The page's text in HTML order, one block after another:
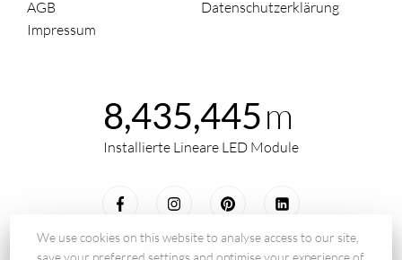
AGB
Datenschutzerklärung
Impressum
8,435,445m
Installierte Lineare LED Module
We use cookies on this website to analyse access to our site,